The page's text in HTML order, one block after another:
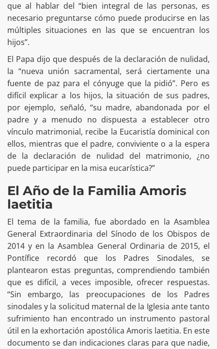
que al hablar del “bien integral de las personas, es
necesario preguntarse cómo puede producirse en las
múltiples situaciones en las que se encuentran los
hijos”.
El Papa dijo que después de la declaración de nulidad,
la “nueva unión sacramental, será ciertamente una
fuente de paz para el cónyuge que la pidió”. Pero es
difícil explicar a los hijos, la situación de sus padres,
por ejemplo, señaló, “su madre, abandonada por el
padre y a menudo no dispuesta a establecer otro
vínculo matrimonial, recibe la Eucaristía dominical con
ellos, mientras que el padre, conviviente o a la espera
de la declaración de nulidad del matrimonio, ¿no
puede participar en la misa eucarística?”
El Año de la Familia Amoris
laetitia
El tema de la familia, fue abordado en la Asamblea
General Extraordinaria del Sínodo de los Obispos de
2014 y en la Asamblea General Ordinaria de 2015, el
Pontífice recordó que los Padres Sinodales, se
plantearon estas preguntas, comprendiendo también
que es difícil, a veces imposible, ofrecer respuestas.
“Sin embargo, las preocupaciones de los Padres
sinodales y la solicitud maternal de la Iglesia ante tanto
sufrimiento han encontrado un instrumento pastoral
útil en la exhortación apostólica Amoris laetitia. En este
documento se dan indicaciones claras para que nadie,